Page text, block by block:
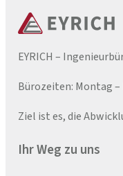
EYRICH –
Bürozeiten: Montag –
Ziel ist es, die
Ihr Weg zu uns